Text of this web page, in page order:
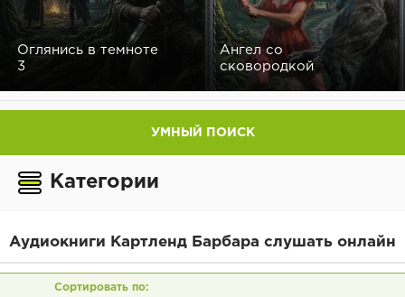
Оглянись в темноте
3
Ангел со
сковородкой
УМНЫЙ ПОИСК
Категории
Аудиокниги Картленд Барбара слушать онлайн